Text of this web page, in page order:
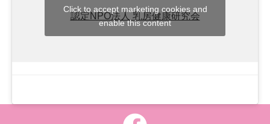
認定NPO法人 乳房健康研究会
Click to accept marketing cookies and
enable this content